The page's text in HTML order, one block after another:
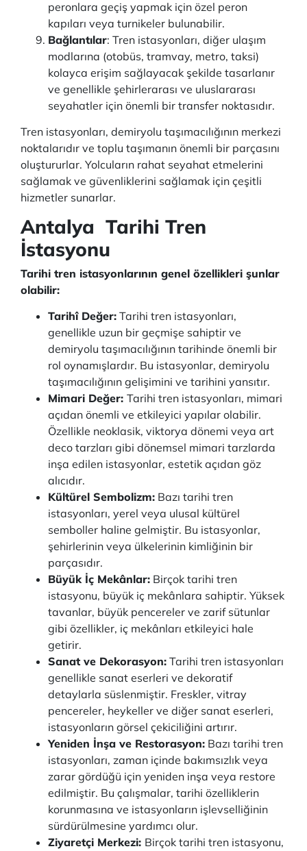
peronlara geçiş yapmak için özel peron
kapıları veya turnikeler bulunabilir.
Bağlantılar: Tren istasyonları, diğer ulaşım
modlarına (otobüs, tramvay, metro, taksi)
kolayca erişim sağlayacak şekilde tasarlanır
ve genellikle şehirlerarası ve uluslararası
seyahatler için önemli bir transfer noktasıdır.
Tren istasyonları, demiryolu taşımacılığının merkezi
noktalarıdır ve toplu taşımanın önemli bir parçasını
oluştururlar. Yolcuların rahat seyahat etmelerini
sağlamak ve güvenliklerini sağlamak için çeşitli
hizmetler sunarlar.
Antalya Tarihi Tren
İstasyonu
Tarihi tren istasyonlarının genel özellikleri şunlar
olabilir:
Tarihî Değer: Tarihi tren istasyonları,
genellikle uzun bir geçmişe sahiptir ve
demiryolu taşımacılığının tarihinde önemli bir
rol oynamışlardır. Bu istasyonlar, demiryolu
taşımacılığının gelişimini ve tarihini yansıtır.
Mimari Değer: Tarihi tren istasyonları, mimari
açıdan önemli ve etkileyici yapılar olabilir.
Özellikle neoklasik, viktorya dönemi veya art
deco tarzları gibi dönemsel mimari tarzlarda
inşa edilen istasyonlar, estetik açıdan göz
alıcıdır.
Kültürel Sembolizm: Bazı tarihi tren
istasyonları, yerel veya ulusal kültürel
semboller haline gelmiştir. Bu istasyonlar,
şehirlerinin veya ülkelerinin kimliğinin bir
parçasıdır.
Büyük İç Mekânlar: Birçok tarihi tren
istasyonu, büyük iç mekânlara sahiptir. Yüksek
tavanlar, büyük pencereler ve zarif sütunlar
gibi özellikler, iç mekânları etkileyici hale
getirir.
Sanat ve Dekorasyon: Tarihi tren istasyonları
genellikle sanat eserleri ve dekoratif
detaylarla süslenmiştir. Freskler, vitray
pencereler, heykeller ve diğer sanat eserleri,
istasyonların görsel çekiciliğini artırır.
Yeniden İnşa ve Restorasyon: Bazı tarihi tren
istasyonları, zaman içinde bakımsızlık veya
zarar gördüğü için yeniden inşa veya restore
edilmiştir. Bu çalışmalar, tarihi özelliklerin
korunmasına ve istasyonların işlevselliğinin
sürdürülmesine yardımcı olur.
Ziyaretçi Merkezi: Birçok tarihi tren istasyonu,